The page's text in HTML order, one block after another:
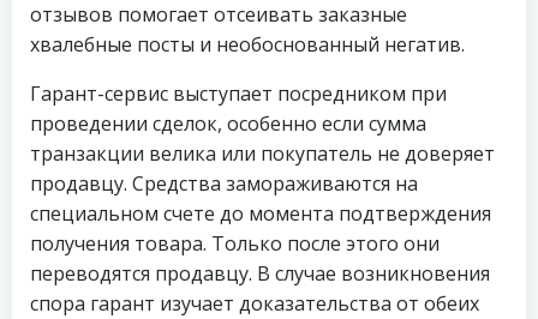
отзывов помогает отсеивать заказные
хвалебные посты и необоснованный негатив.
Гарант-сервис выступает посредником при
проведении сделок, особенно если сумма
транзакции велика или покупатель не доверяет
продавцу. Средства замораживаются на
специальном счете до момента подтверждения
получения товара. Только после этого они
переводятся продавцу. В случае возникновения
спора гарант изучает доказательства от обеих